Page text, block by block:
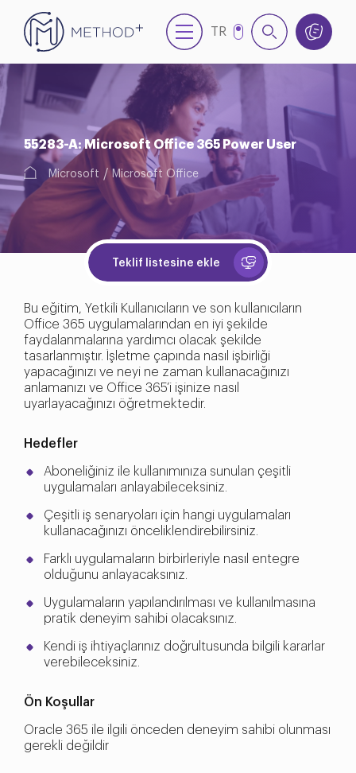
TR
55283-A: Microsoft Office 365 Power User
Microsoft Microsoft Office
Teklif listesine ekle
Bu eğitim, Yetkili Kullanıcıların ve son kullanıcıların
Office 365 uygulamalarından en iyi şekilde
faydalanmalarına yardımcı olacak şekilde
tasarlanmıştır. İşletme çapında nasıl işbirliği
yapacağınızı ve neyi ne zaman kullanacağınızı
anlamanızı ve Office 365’i işinize nasıl
uyarlayacağınızı öğretmektedir.
Hedefler
Aboneliğiniz ile kullanımınıza sunulan çeşitli
uygulamaları anlayabileceksiniz.
Çeşitli iş senaryoları için hangi uygulamaları
kullanacağınızı önceliklendirebilirsiniz.
Farklı uygulamaların birbirleriyle nasıl entegre
olduğunu anlayacaksınız.
Uygulamaların yapılandırılması ve kullanılmasına
pratik deneyim sahibi olacaksınız.
Kendi iş ihtiyaçlarınız doğrultusunda bilgili kararlar
verebileceksiniz.
Ön Koşullar
Oracle 365 ile ilgili önceden deneyim sahibi olunması
gerekli değildir